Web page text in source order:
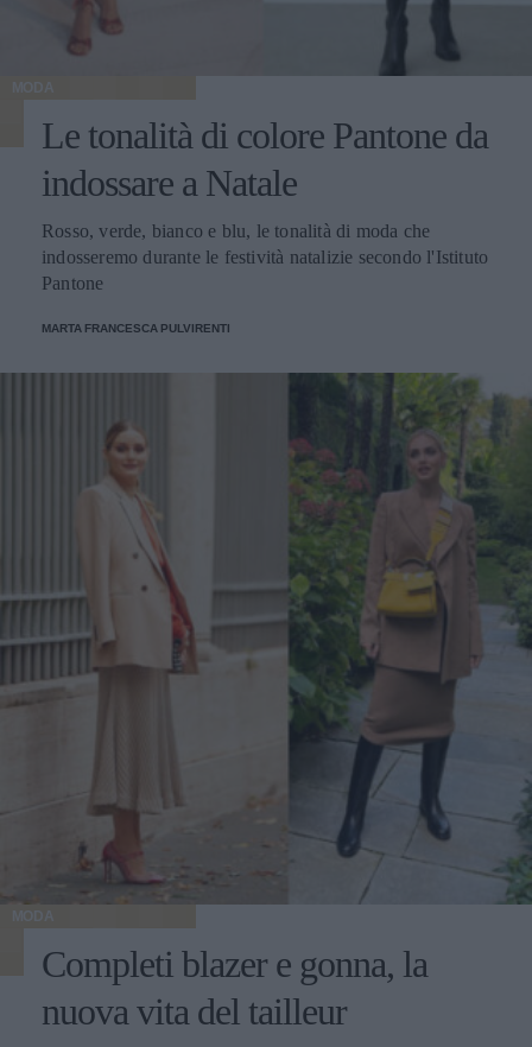
MODA
Le tonalità di colore Pantone da
indossare a Natale
Rosso, verde, bianco e blu, le tonalità di moda che
indosseremo durante le festività natalizie secondo l'Istituto
Pantone
MARTA FRANCESCA PULVIRENTI
MODA
Completi blazer e gonna, la
nuova vita del tailleur